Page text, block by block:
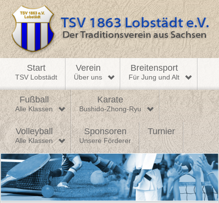
Start
TSV Lobstädt
Verein
Über uns
Breitensport
Für Jung und Alt
Fußball
Alle Klassen
Karate
Bushido-Zhong-Ryu
Volleyball
Alle Klassen
Sponsoren
Unsere Förderer
Turnier